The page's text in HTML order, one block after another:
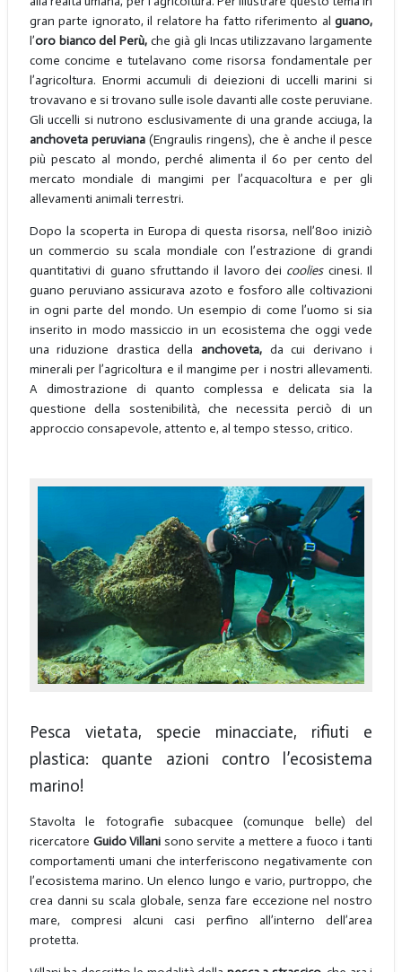
gran parte ignorato, il relatore ha fatto riferimento alguano,
l’oro bianco del Perù,che già gli Incas utilizzavano largamente
come concime e tutelavano come risorsa fondamentale per
l’agricoltura. Enormi accumuli di deiezioni di uccelli marini si
trovavano e si trovano sulle isole davanti alle coste peruviane.
Gli uccelli si nutrono esclusivamente di una grande acciuga, la
anchoveta peruviana(Engraulis ringens), che è anche il pesce
più pescato al mondo, perché alimenta il 60 per cento del
mercato mondiale di mangimi per l’acquacoltura e per gli
allevamenti animali terrestri.
Dopo la scoperta in Europa di questa risorsa, nell’800 iniziò
un commercio su scala mondiale con l’estrazione di grandi
quantitativi di guano sfruttando il lavoro dei coolies cinesi. Il
guano peruviano assicurava azoto e fosforo alle coltivazioni
in ogni parte del mondo. Un esempio di come l’uomo si sia
inserito in modo massiccio in un ecosistema che oggi vede
una riduzione drastica della anchoveta, da cui derivano i
minerali per l’agricoltura e il mangime per i nostri allevamenti.
A dimostrazione di quanto complessa e delicata sia la
questione della sostenibilità, che necessita perciò di un
approccio consapevole, attento e, al tempo stesso, critico.
Pesca vietata, specie minacciate, rifiuti e
plastica: quante azioni contro l’ecosistema
marino!
Stavolta le fotografie subacquee (comunque belle) del
ricercatore Guido Villani sono servite a mettere a fuoco i tanti
comportamenti umani che interferiscono negativamente con
l’ecosistema marino. Un elenco lungo e vario, purtroppo, che
crea danni su scala globale, senza fare eccezione nel nostro
mare, compresi alcuni casi perfino all’interno dell’area
protetta.